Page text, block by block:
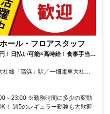
ール・フロアスタッフ
！日払い可能×高時給！食事手当も
線「高浜」駅／一畑電車大社線
志」駅
～23:00 ※勤務時間に多少の変動
週5のレギュラー勤務も大歓迎